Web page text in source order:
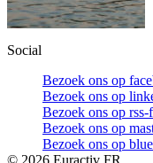
Social
Bezoek ons op
Bezoek ons op
Bezoek ons op rss-
Bezoek ons op
Bezoek ons op
© 2026 Euractiv FR